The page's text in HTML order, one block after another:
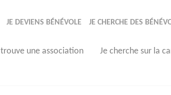
JE DEVIENS BÉNÉVOLE JE CHERCHE DES
trouve une association Je cherche sur la